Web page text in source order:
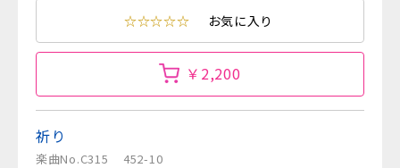
☆☆☆☆☆ お気に入り
￥2,200
祈り
楽曲No.C315 452-10